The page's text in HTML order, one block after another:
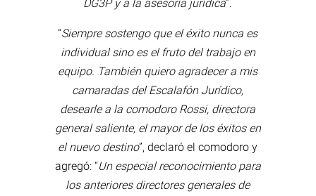
DG3P y a la asesoría jurídica”.
“Siempre sostengo que el éxito nunca es
individual sino es el fruto del trabajo en
equipo. También quiero agradecer a mis
camaradas del Escalafón Jurídico,
desearle a la comodoro Rossi, directora
general saliente, el mayor de los éxitos en
el nuevo destino”, declaró el comodoro y
agregó: “Un especial reconocimiento para
los anteriores directores generales de